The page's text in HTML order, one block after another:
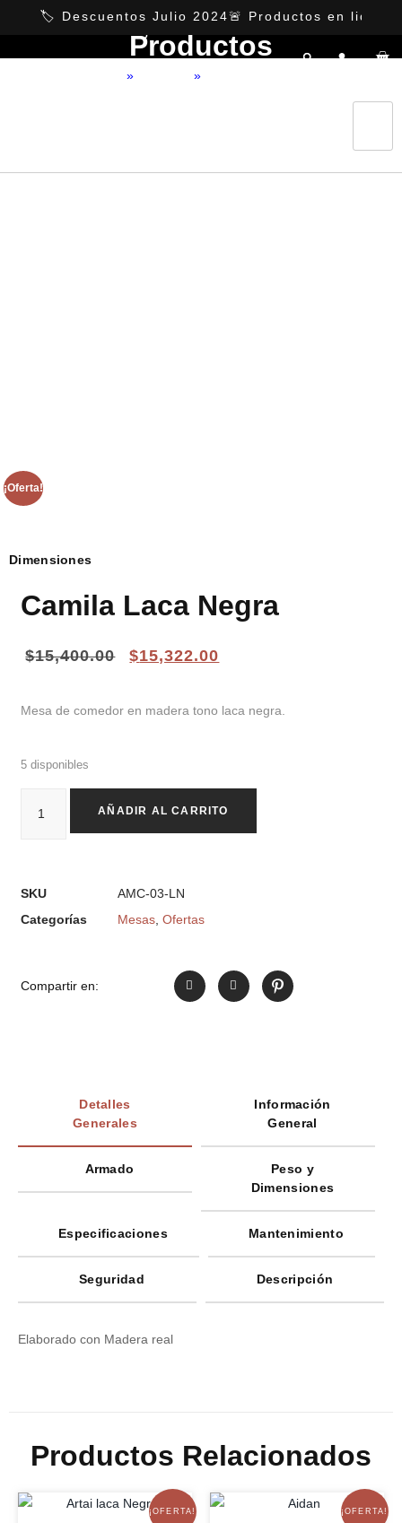
https://ansuzfurniture.com.mx
🏷️ Descuentos Julio 2024🚨 Productos en
Productos
» »
¡Oferta!
Dimensiones
Camila Laca Negra
$15,400.00 $15,322.00
Mesa de comedor en madera tono laca negra.
5 disponibles
AÑADIR AL CARRITO
SKU
AMC-03-LN
Categorías
Mesas ,Ofertas
Compartir en:
Detalles
Generales
Información
General
Armado
Peso y
Dimensiones
Especificaciones Mantenimiento
Seguridad Descripción
Elaborado con Madera real
Productos Relacionados
¡OFERTA! ¡OFERTA!